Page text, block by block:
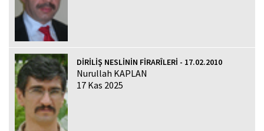
DİRİLİŞ NESLİNİN FİRARÎLERİ - 17.02.2010
Nurullah KAPLAN
17 Kas 2025